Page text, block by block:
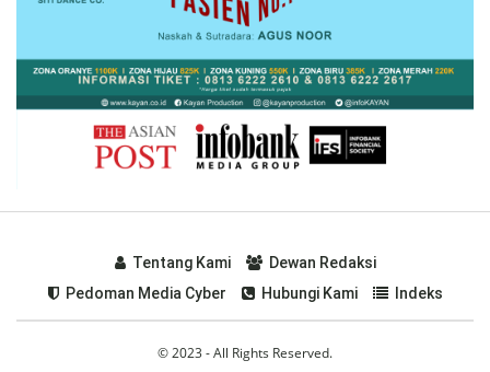
Tentang Kami
Dewan Redaksi
Pedoman Media Cyber
Hubungi Kami Indeks
© 2023 - All Rights Reserved.